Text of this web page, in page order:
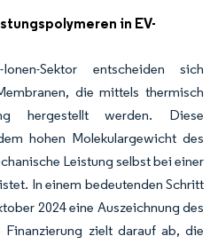
in EV-
Sektor entscheiden sich
die mittels thermisch
hergestellt werden. Diese
hohen Molekulargewicht des
Leistung selbst bei einer
In einem bedeutenden Schritt
2024 eine Auszeichnung des
Finanzierung zielt darauf ab, die